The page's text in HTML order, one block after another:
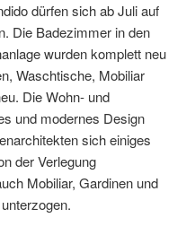
dürfen sich ab Juli auf
Die Badezimmer in den
wurden komplett neu
Waschtische, Mobiliar
Die Wohn- und
und modernes Design
sich einiges
der Verlegung
Mobiliar, Gardinen und